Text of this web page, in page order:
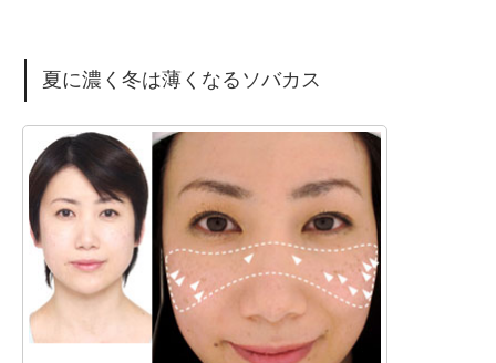
夏に濃く冬は薄くなるソバカス